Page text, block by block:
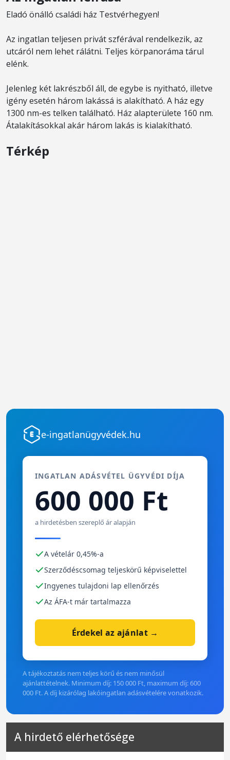
Eladó önálló családi ház Testvérhegyen!
Az ingatlan teljesen privát szférával rendelkezik, az
utcáról nem lehet rálátni. Teljes körpanoráma tárul
elénk.
Jelenleg két lakrészből áll, de egybe is nyitható, illetve
igény esetén három lakássá is alakítható. A ház egy
1300 nm-es telken található. Ház alapterülete 160 nm.
Átalakításokkal akár három lakás is kialakítható.
Térkép
e-ingatlanügyvédek.hu
INGATLAN ADÁSVÉTEL ÜGYVÉDI DÍJA
600 000 Ft
a hirdetésben szereplő ár alapján
A vételár 0,45%-a
Szerződéscsomag teljeskörű képviselettel
Ingyenes tulajdoni lap ellenőrzés
Az ÁFA-t már tartalmazza
Érdekel az ajánlat →
A tájékoztatás nem teljes körű és nem minősül
ajánlattételnek. Minimum díj: 150 000 Ft, maximum díj: 600
000 Ft. A díj kizárólag lakóingatlan adásvételére vonatkozik.
A hirdető elérhetősége